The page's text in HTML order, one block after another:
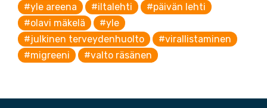
#yle areena
#iltalehti
#päivän lehti
#olavi mäkelä
#yle
#julkinen terveydenhuolto
#virallistaminen
#migreeni
#valto räsänen